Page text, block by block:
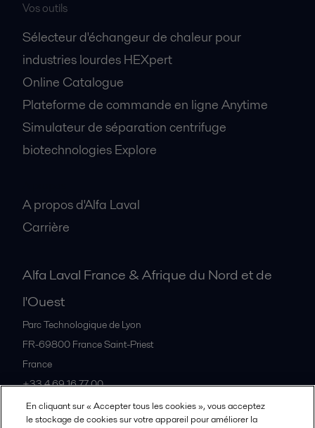
Vos outils
Sélecteur d'échangeur de chaleur pour
industries lourdes HEXpert
Online Catalogue
Plateforme de commande en ligne Anytime
Simulateur de séparation centrifuge
biotechnologies Explore
A propos d'Alfa Laval
Carrière
Alfa Laval France & Afrique du Nord et de
l'Ouest
Parc Technologique de Lyon
FR-69800 France Saint-Priest
France
+33 4 69 16 77 00
En cliquant sur « Accepter tous les cookies », vous acceptez
le stockage de cookies sur votre appareil pour améliorer la